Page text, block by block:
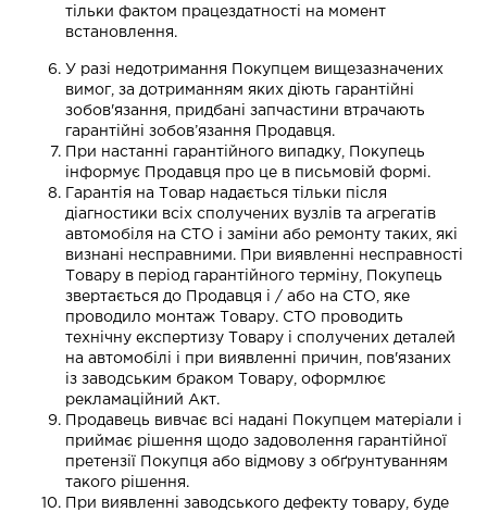
тільки фактом працездатності на момент
встановлення.
У разі недотримання Покупцем вищезазначених
вимог, за дотриманням яких діють гарантійні
зобов'язання, придбані запчастини втрачають
гарантійні зобов’язання Продавця.
При настанні гарантійного випадку, Покупець
інформує Продавця про це в письмовій формі.
Гарантія на Товар надається тільки після
діагностики всіх сполучених вузлів та агрегатів
автомобіля на СТО і заміни або ремонту таких, які
визнані несправними. При виявленні несправності
Товару в період гарантійного терміну, Покупець
звертається до Продавця і / або на СТО, яке
проводило монтаж Товару. СТО проводить
технічну експертизу Товару і сполучених деталей
на автомобілі і при виявленні причин, пов'язаних
із заводським браком Товару, оформлює
рекламаційний Акт.
Продавець вивчає всі надані Покупцем матеріали і
приймає рішення щодо задоволення гарантійної
претензії Покупця або відмову з обґрунтуванням
такого рішення.
При виявленні заводського дефекту товару, буде